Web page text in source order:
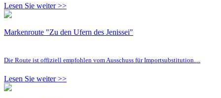
Lesen Sie weiter >>
Markenroute "Zu den Ufern des Jenissei"
Die Route ist offiziell empfohlen vom Ausschuss für Importsubstitution…
Lesen Sie weiter >>